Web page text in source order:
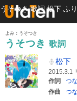
よみ：うそつき
うそつき 歌詞
松下
2015.3.1
作詞
つ
作曲
つ